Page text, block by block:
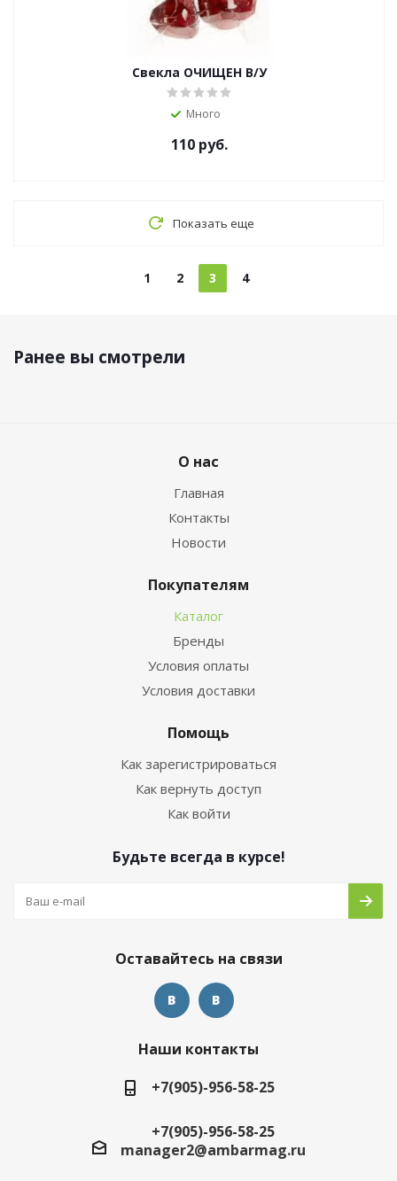
Свекла ОЧИЩЕН В/У
Много
110 руб.
Показать еще
1 2 3 4
Ранее вы смотрели
О нас
Главная
Контакты
Новости
Покупателям
Каталог
Бренды
Условия оплаты
Условия доставки
Помощь
Как зарегистрироваться
Как вернуть доступ
Как войти
Будьте всегда в курсе!
Оставайтесь на связи
Наши контакты
+7(905)-956-58-25
+7(905)-956-58-25
manager2@ambarmag.ru